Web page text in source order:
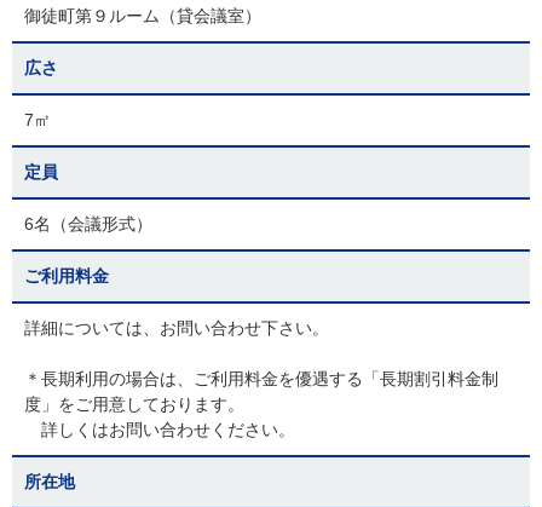
御徒町第９ルーム（貸会議室）
広さ
7㎡
定員
6名（会議形式）
ご利用料金
詳細については、お問い合わせ下さい。
＊長期利用の場合は、ご利用料金を優遇する「長期割引料金制
度」をご用意しております。
詳しくはお問い合わせください。
所在地